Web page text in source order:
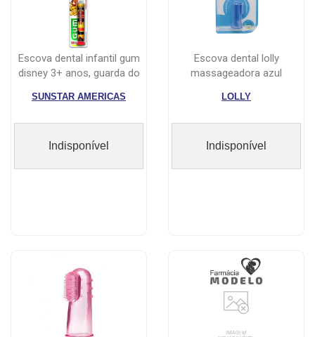
escova dental infantil gum
disney 3+ anos, guarda do
SUNSTAR AMERICAS
Indisponível
escova dental lolly
massageadora azul
LOLLY
Indisponível